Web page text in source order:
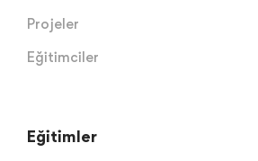
Projeler
Eğitimciler
Eğitimler